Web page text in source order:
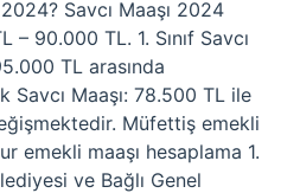
Savcı Maaşı 2024
– 90.000 TL. 1. Sınıf Savcı
TL arasında
Savcı Maaşı: 78.500 TL ile
Müfettiş emekli
emekli maaşı hesaplama 1.
ve Bağlı Genel